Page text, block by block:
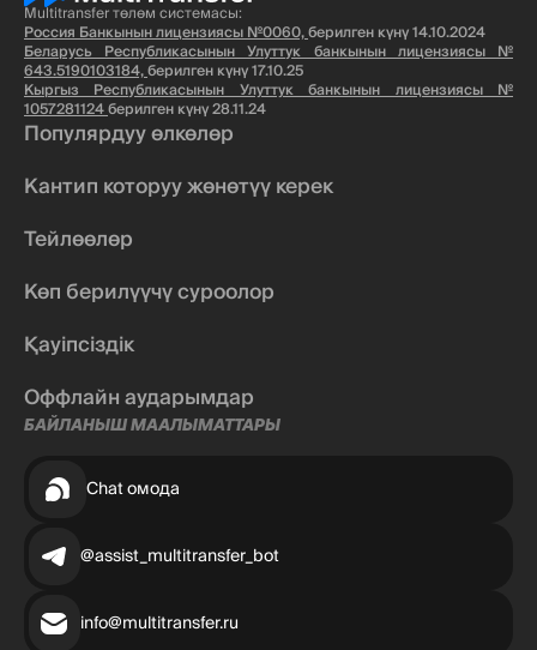
Multitransfer төлөм системасы:
Россия Банкынын лицензиясы №0060,берилген күнү 14.10.2024
Беларусь Республикасынын Улуттук банкынын лицензиясы №
643.5190103184,берилген күнү 17.10.25
Кыргыз Республикасынын Улуттук банкынын лицензиясы №
1057281124берилген күнү 28.11.24
Популярдуу өлкөлөр
Кантип которуу жөнөтүү керек
Тейлөөлөр
Көп берилүүчү суроолор
Қауіпсіздік
Оффлайн аударымдар
БАЙЛАНЫШ МААЛЫМАТТАРЫ
Chat омода
@assist_multitransfer_bot
info@multitransfer.ru